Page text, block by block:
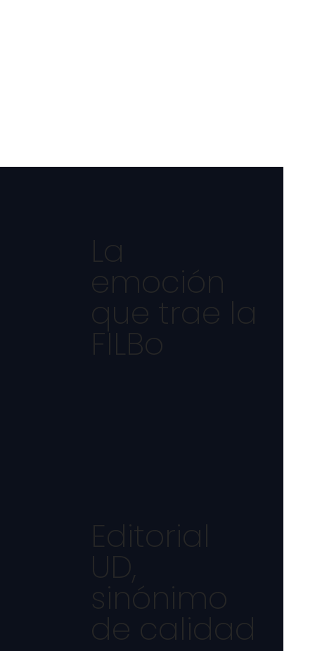
La
emoción
que trae la
FILBo
Editorial
UD,
sinónimo
de calidad